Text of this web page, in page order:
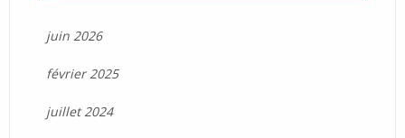
juin 2026
février 2025
juillet 2024